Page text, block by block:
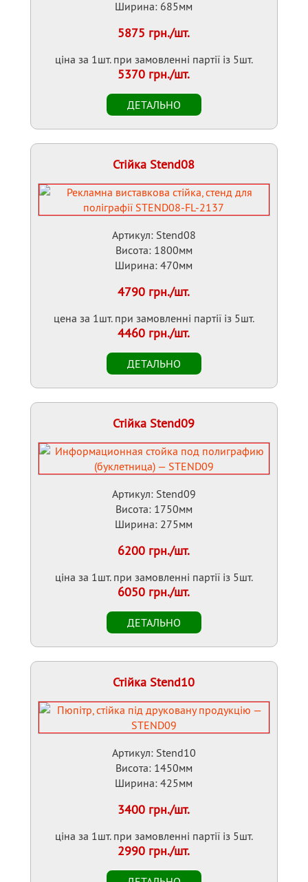
Ширина: 685мм
5875 грн./шт.
ціна за 1шт. при замовленні партії із 5шт.
5370 грн./шт.
Стійка Stend08
Артикул: Stend08
Висота: 1800мм
Ширина: 470мм
4790 грн./шт.
цена за 1шт. при замовленні партії із 5шт.
4460 грн./шт.
Стійка Stend09
Артикул: Stend09
Висота: 1750мм
Ширина: 275мм
6200 грн./шт.
ціна за 1шт. при замовленні партії із 5шт.
6050 грн./шт.
Стійка Stend10
Артикул: Stend10
Висота: 1450мм
Ширина: 425мм
3400 грн./шт.
ціна за 1шт. при замовленні партії із 5шт.
2990 грн./шт.